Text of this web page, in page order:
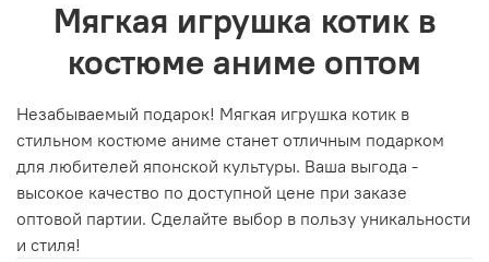
Мягкая игрушка котик в
костюме аниме оптом
Незабываемый подарок! Мягкая игрушка котик в
стильном костюме аниме станет отличным подарком
для любителей японской культуры. Ваша выгода -
высокое качество по доступной цене при заказе
оптовой партии. Сделайте выбор в пользу уникальности
и стиля!